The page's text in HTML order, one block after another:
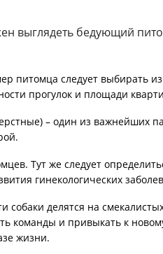
выглядеть бедующий
питомца следует выбирать
прогулок и площади
– один из важнейших
Тут же следует
гинекологических
собаки делятся на
команды и привыкать к
жизни.